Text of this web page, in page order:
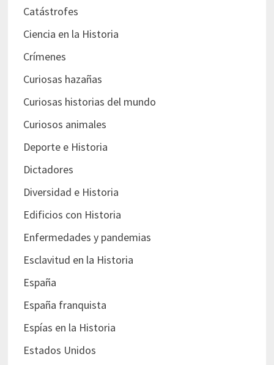
Catástrofes
Ciencia en la Historia
Crímenes
Curiosas hazañas
Curiosas historias del mundo
Curiosos animales
Deporte e Historia
Dictadores
Diversidad e Historia
Edificios con Historia
Enfermedades y pandemias
Esclavitud en la Historia
España
España franquista
Espías en la Historia
Estados Unidos